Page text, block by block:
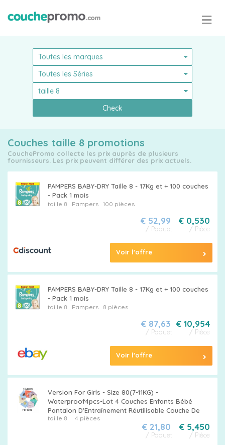
Choisissez
Tableau
des
Check
Couches taille 8 promotions
CouchePromo collecte les prix auprès de plusieurs
fournisseurs. Les prix peuvent différer des prix actuels.
PAMPERS BABY-DRY Taille 8 - 17Kg et + 100 couches
- Pack 1 mois
taille 8 Pampers100 pièces
€ 0,530
/ Pièce
€ 52,99
/ Paquet
Voir l'offre
PAMPERS BABY-DRY Taille 8 - 17Kg et + 100 couches
- Pack 1 mois
taille 8 Pampers8 pièces
€ 10,954
/ Pièce
€ 87,63
/ Paquet
Voir l'offre
Version For Girls - Size 80(7-11KG) -
Waterproof4pcs-Lot 4 Couches Enfants Bébé
Pantalon D'Entraînement Réutilisable Couche De
taille 8 4 pièces
€ 5,450
/ Pièce
€ 21,80
/ Paquet